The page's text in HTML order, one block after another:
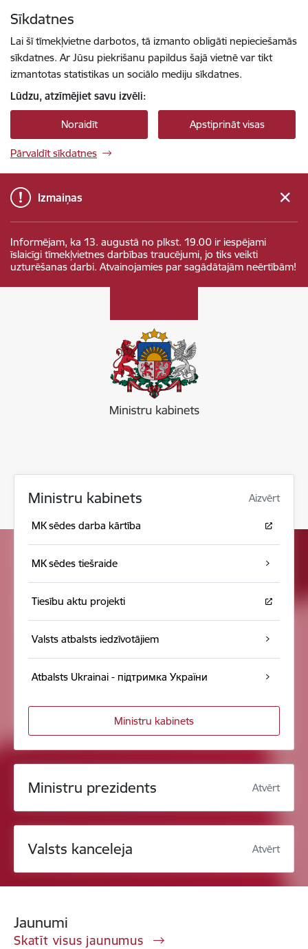
Sīkdatnes
Lai šī tīmekļvietne darbotos, tā izmanto obligāti nepieciešamās
sīkdatnes. Ar Jūsu piekrišanu papildus šajā vietnē var tikt
izmantotas statistikas un sociālo mediju sīkdatnes.
Lūdzu, atzīmējiet savu izvēli:
Noraidīt Apstiprināt visas
Pārvaldīt sīkdatnes
Izmaiņas
Informējam, ka 13. augustā no plkst. 19.00 ir iespējami
īslaicīgi tīmekļvietnes darbības traucējumi, jo tiks veikti
uzturēšanas darbi. Atvainojamies par sagādātajām neērtībām!
Ministru kabinets Aizvērt
MK sēdes darba kārtība
MK sēdes tiešraide
Tiesību aktu projekti
Valsts atbalsts iedzīvotājiem
Atbalsts Ukrainai - підтримка України
Ministru kabinets
Ministru prezidents Atvērt
Valsts kanceleja Atvērt
Jaunumi
Skatīt visus jaunumus